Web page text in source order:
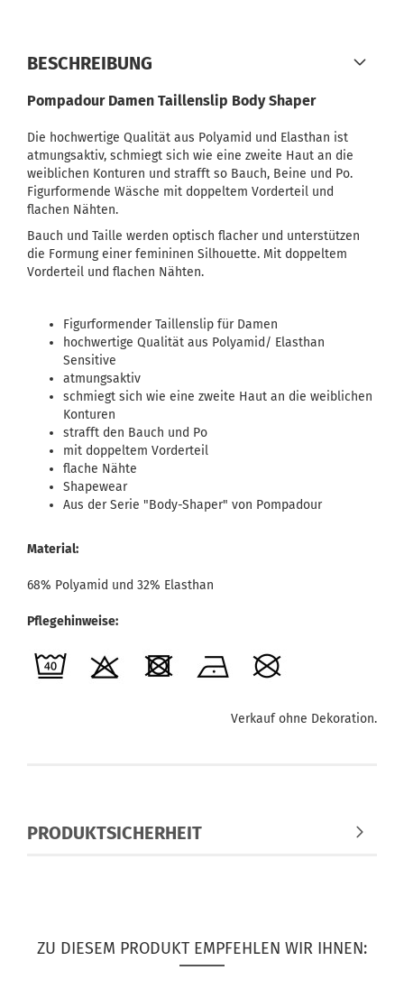
BESCHREIBUNG
Pompadour Damen Taillenslip Body Shaper
Die hochwertige Qualität aus Polyamid und Elasthan ist
atmungsaktiv, schmiegt sich wie eine zweite Haut an die
weiblichen Konturen und strafft so Bauch, Beine und Po.
Figurformende Wäsche mit doppeltem Vorderteil und
flachen Nähten.
Bauch und Taille werden optisch flacher und unterstützen
die Formung einer femininen Silhouette. Mit doppeltem
Vorderteil und flachen Nähten.
Figurformender Taillenslip für Damen
hochwertige Qualität aus Polyamid/ Elasthan
Sensitive
atmungsaktiv
schmiegt sich wie eine zweite Haut an die weiblichen
Konturen
strafft den Bauch und Po
mit doppeltem Vorderteil
flache Nähte
Shapewear
Aus der Serie "Body-Shaper" von Pompadour
Material:
68% Polyamid und 32% Elasthan
Pflegehinweise:
Verkauf ohne Dekoration.
PRODUKTSICHERHEIT
ZU DIESEM PRODUKT EMPFEHLEN WIR IHNEN: